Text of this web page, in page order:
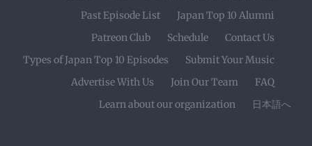
Past Episode List
Japan Top 10 Alumni
Patreon Club
Schedule
Contact Us
Types of Japan Top 10 Episodes
Submit Your Music
Advertise With Us
Join Our Team
FAQ
Learn about our organization
日本語へ